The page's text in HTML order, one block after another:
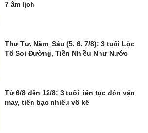
7 âm lịch
Thứ Tư, Năm, Sáu (5, 6, 7/8): 3 tuổi Lộc
Tổ Soi Đường, Tiền Nhiều Như Nước
Từ 6/8 đến 12/8: 3 tuổi liên tục đón vận
may, tiền bạc nhiều vô kể